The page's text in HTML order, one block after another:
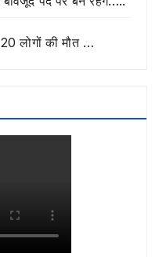
लोगों की मौत …